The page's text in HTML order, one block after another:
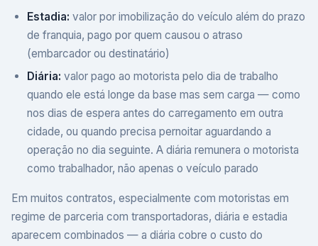
Estadia: valor por imobilização do veículo além do prazo
de franquia, pago por quem causou o atraso
(embarcador ou destinatário)
Diária: valor pago ao motorista pelo dia de trabalho
quando ele está longe da base mas sem carga — como
nos dias de espera antes do carregamento em outra
cidade, ou quando precisa pernoitar aguardando a
operação no dia seguinte. A diária remunera o motorista
como trabalhador, não apenas o veículo parado
Em muitos contratos, especialmente com motoristas em
regime de parceria com transportadoras, diária e estadia
aparecem combinados — a diária cobre o custo do